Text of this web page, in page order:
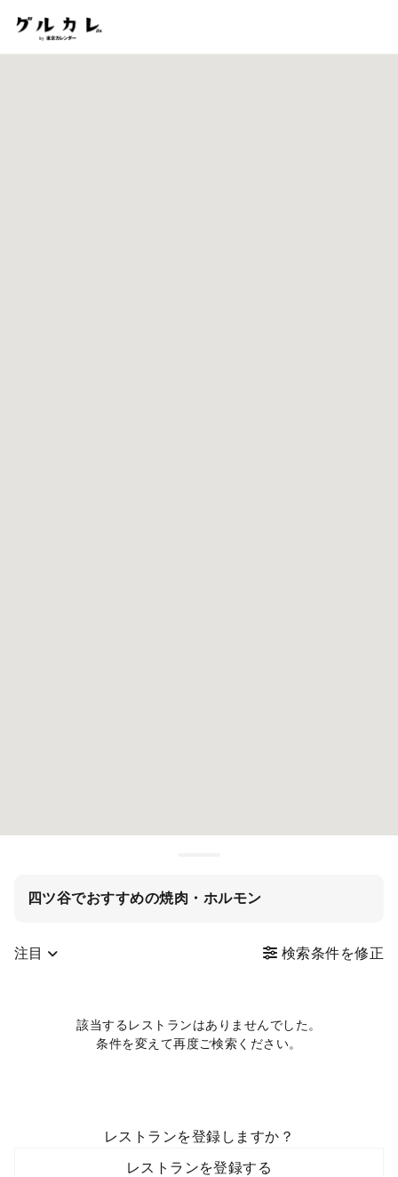
四ツ谷でおすすめの焼肉・ホルモン
注目 検索条件を修正
該当するレストランはありませんでした。
条件を変えて再度ご検索ください。
レストランを登録しますか？
レストランを登録する